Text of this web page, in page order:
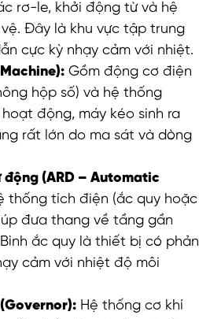
rơ-le, khởi động từ và hệ
Đây là khu vực tập trung
cực kỳ nhạy cảm với nhiệt.
Gồm động cơ điện
hộp số) và hệ thống
động, máy kéo sinh ra
rất lớn do ma sát và dòng
động (ARD – Automatic
thống tích điện (ắc quy hoặc
đưa thang về tầng gần
ắc quy là thiết bị có phản
cảm với nhiệt độ môi
Hệ thống cơ khí